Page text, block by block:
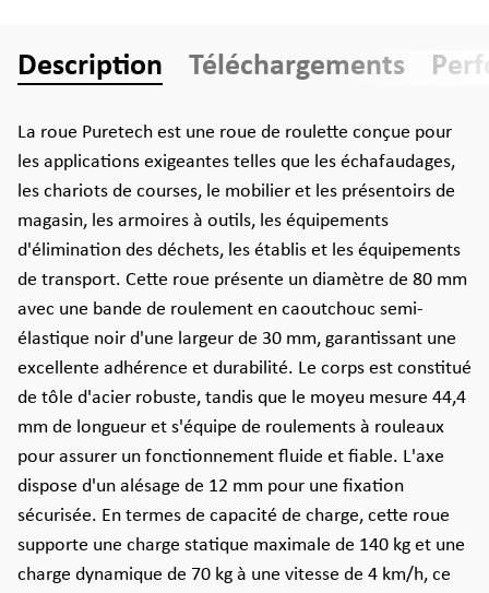
Description Téléchargements
La roue Puretech est une roue de roulette conçue pour
les applications exigeantes telles que les échafaudages,
les chariots de courses, le mobilier et les présentoirs de
magasin, les armoires à outils, les équipements
d'élimination des déchets, les établis et les équipements
de transport. Cette roue présente un diamètre de 80 mm
avec une bande de roulement en caoutchouc semi-
élastique noir d'une largeur de 30 mm, garantissant une
excellente adhérence et durabilité. Le corps est constitué
de tôle d'acier robuste, tandis que le moyeu mesure 44,4
mm de longueur et s'équipe de roulements à rouleaux
pour assurer un fonctionnement fluide et fiable. L'axe
dispose d'un alésage de 12 mm pour une fixation
sécurisée. En termes de capacité de charge, cette roue
supporte une charge statique maximale de 140 kg et une
charge dynamique de 70 kg à une vitesse de 4 km/h, ce